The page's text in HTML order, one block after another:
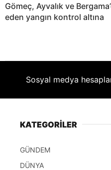
Gömeç, Ayvalık ve
eden yangın kontrol altına
Sosyal medya
KATEGORİLER
GÜNDEM
DÜNYA